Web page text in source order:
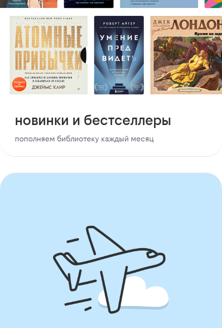
новинки и бестселлеры
пополняем библиотеку каждый месяц